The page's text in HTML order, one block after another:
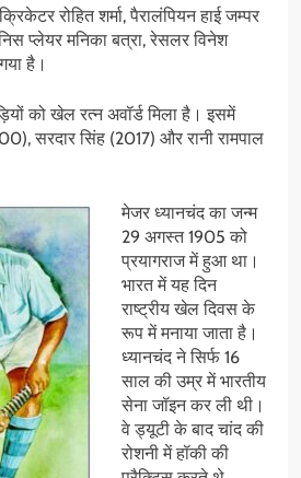
रोहित शर्मा, पैरालंपियन हाई जम्पर
प्लेयर मनिका बत्रा, रेसलर विनेश
है।
को खेल रत्न अवॉर्ड मिला है। इसमें
सरदार सिंह (2017) और रानी रामपाल
मेजर ध्यानचंद का जन्म
29 अगस्त 1905 को
प्रयागराज में हुआ था।
भारत में यह दिन
राष्ट्रीय खेल दिवस के
रूप में मनाया जाता है।
ध्यानचंद ने सिर्फ 16
साल की उम्र में भारतीय
सेना जॉइन कर ली थी।
वे ड्यूटी के बाद चांद की
रोशनी में हॉकी की